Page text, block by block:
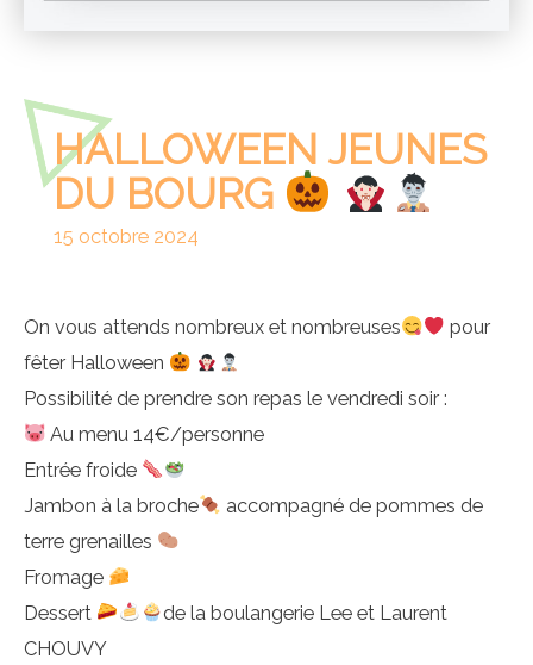
HALLOWEEN JEUNES
DU BOURG
15 octobre 2024
On vous attends nombreux et nombreuses
pour
fêter Halloween
Possibilité de prendre son repas le vendredi soir :
Au menu 14€/personne
Entrée froide
Jambon à la broche
accompagné de pommes de
terre grenailles
Fromage
Dessert
de la boulangerie Lee et Laurent
CHOUVY